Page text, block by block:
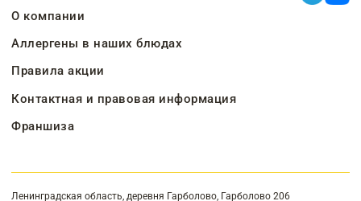
О компании
Аллергены в наших блюдах
Правила акции
Контактная и правовая информация
Франшиза
Ленинградская область, деревня Гарболово, Гарболово 206